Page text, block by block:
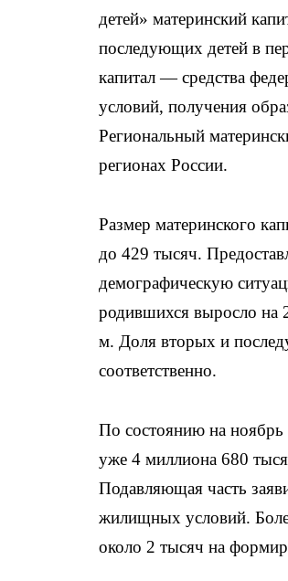
детей» материнский
последующих детей в
капитал — средства
условий, получения
Региональный
регионах России.
Размер материнского
до 429 тысяч.
демографическую
родившихся выросло на
м. Доля вторых и
соответственно.
По состоянию на ноябрь
уже 4 миллиона 680
Подавляющая часть
жилищных условий.
около 2 тысяч на